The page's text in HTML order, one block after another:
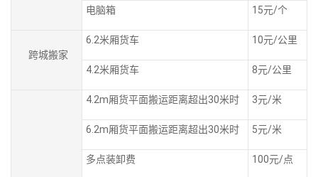
电脑箱 15元/个
跨城搬家
6.2米厢货车 10元/公里
4.2米厢货车 8元/公里
4.2m厢货平面搬运距离超出30米时 3元/米
6.2m厢货平面搬运距离超出30米时 5元/米
多点装卸费 100元/点